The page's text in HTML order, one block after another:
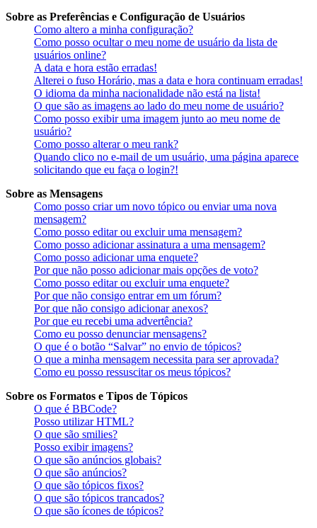
Sobre as Preferências e Configuração de Usuários
Como altero a minha configuração?
Como posso ocultar o meu nome de usuário da lista de
usuários online?
A data e hora estão erradas!
Alterei o fuso Horário, mas a data e hora continuam erradas!
O idioma da minha nacionalidade não está na lista!
O que são as imagens ao lado do meu nome de usuário?
Como posso exibir uma imagem junto ao meu nome de
usuário?
Como posso alterar o meu rank?
Quando clico no e-mail de um usuário, uma página aparece
solicitando que eu faça o login?!
Sobre as Mensagens
Como posso criar um novo tópico ou enviar uma nova
mensagem?
Como posso editar ou excluir uma mensagem?
Como posso adicionar assinatura a uma mensagem?
Como posso adicionar uma enquete?
Por que não posso adicionar mais opções de voto?
Como posso editar ou excluir uma enquete?
Por que não consigo entrar em um fórum?
Por que não consigo adicionar anexos?
Por que eu recebi uma advertência?
Como eu posso denunciar mensagens?
O que é o botão “Salvar” no envio de tópicos?
O que a minha mensagem necessita para ser aprovada?
Como eu posso ressuscitar os meus tópicos?
Sobre os Formatos e Tipos de Tópicos
O que é BBCode?
Posso utilizar HTML?
O que são smilies?
Posso exibir imagens?
O que são anúncios globais?
O que são anúncios?
O que são tópicos fixos?
O que são tópicos trancados?
O que são ícones de tópicos?